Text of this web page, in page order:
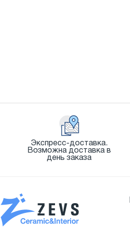
Экспресс-доставка.
Возможна доставка в
день заказа